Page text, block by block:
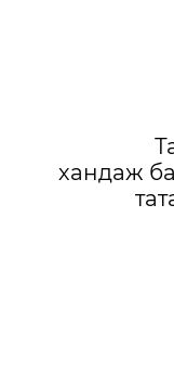
хандаж